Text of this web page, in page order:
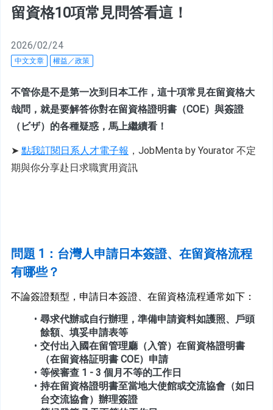
留資格10項常見問答看這！
2026/02/24
中文文章 權益／政策
不管你是不是第一次到日本工作，這十項常見在留資格大
哉問，就是要解答你對在留資格證明書（COE）與簽證
（ビザ）的各種疑惑，馬上繼續看！
➤ 點我訂閱日系人才電子報 ，JobMenta by Yourator 不定
期與你分享赴日求職實用資訊
問題 1：台灣人申請日本簽證、在留資格流程
有哪些？
不論簽證類型，申請日本簽證、在留資格流程通常如下：
尋求代辦或自行辦理，準備申請資料如護照、戶頭
餘額、填妥申請表等
交付出入國在留管理廳（入管）在留資格證明書
（在留資格証明書 COE）申請
等候審查 1 - 3 個月不等的工作日
持在留資格證明書至當地大使館或交流協會（如日
台交流協會）辦理簽證